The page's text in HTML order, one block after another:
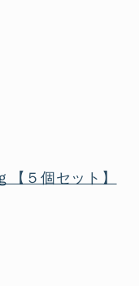
５個セット】